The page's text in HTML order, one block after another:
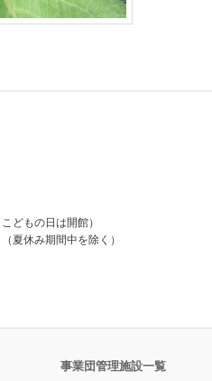
どもの日は開館）
夏休み期間中を除く）
事業団管理施設一覧